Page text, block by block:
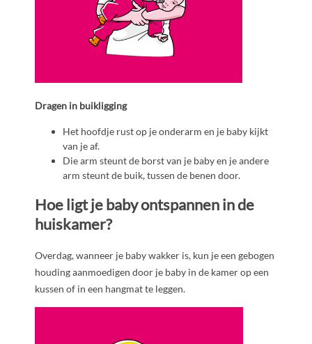
Dragen in buikligging
Het hoofdje rust op je onderarm en je baby kijkt
van je af.
Die arm steunt de borst van je baby en je andere
arm steunt de buik, tussen de benen door.
Hoe ligt je baby ontspannen in de
huiskamer?
Overdag, wanneer je baby wakker is, kun je een gebogen
houding aanmoedigen door je baby in de kamer op een
kussen of in een hangmat te leggen.